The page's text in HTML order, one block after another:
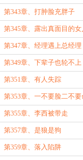
第343章、打肿脸充胖子
第345章、露出真面目的女
第347章、经理遇上总经理
第349章、下辈子也轮不上
第351章、有人失踪
第353章、一不要脸二不要
第355章、李西被带走
第357章、是狼是狗
第359章、落入陷阱